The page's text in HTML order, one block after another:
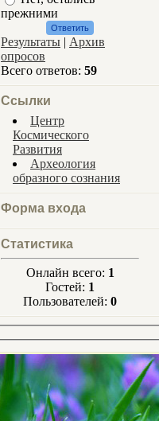
прежними
Результаты | Архив
опросов
Всего ответов: 59
Ссылки
Центр
Космического
Развития
Археология
образного сознания
Форма входа
Статистика
Онлайн всего: 1
Гостей: 1
Пользователей: 0